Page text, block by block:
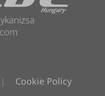
Cookie Policy